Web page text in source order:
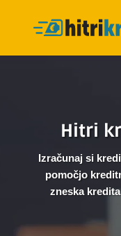
Hitri
Izračunaj si
pomočjo
zneska